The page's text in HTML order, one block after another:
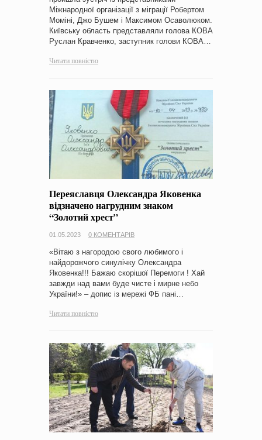
Міжнародної організації з міграції Робертом
Моміні, Джо Бушем і Максимом Осаволюком.
Київську область представляли голова КОВА
Руслан Кравченко, заступник голови КОВА…
Читати повністю
Переяславця Олександра Яковенка
відзначено нагрудним знаком
“Золотий хрест”
01.05.2023 0 КОМЕНТАРІВ
«Вітаю з нагородою свого любимого і
найдорожчого синулічку Олександра
Яковенка!!! Бажаю скорішої Перемоги ! Хай
завжди над вами буде чисте і мирне небо
України!» – допис із мережі ФБ пані…
Читати повністю